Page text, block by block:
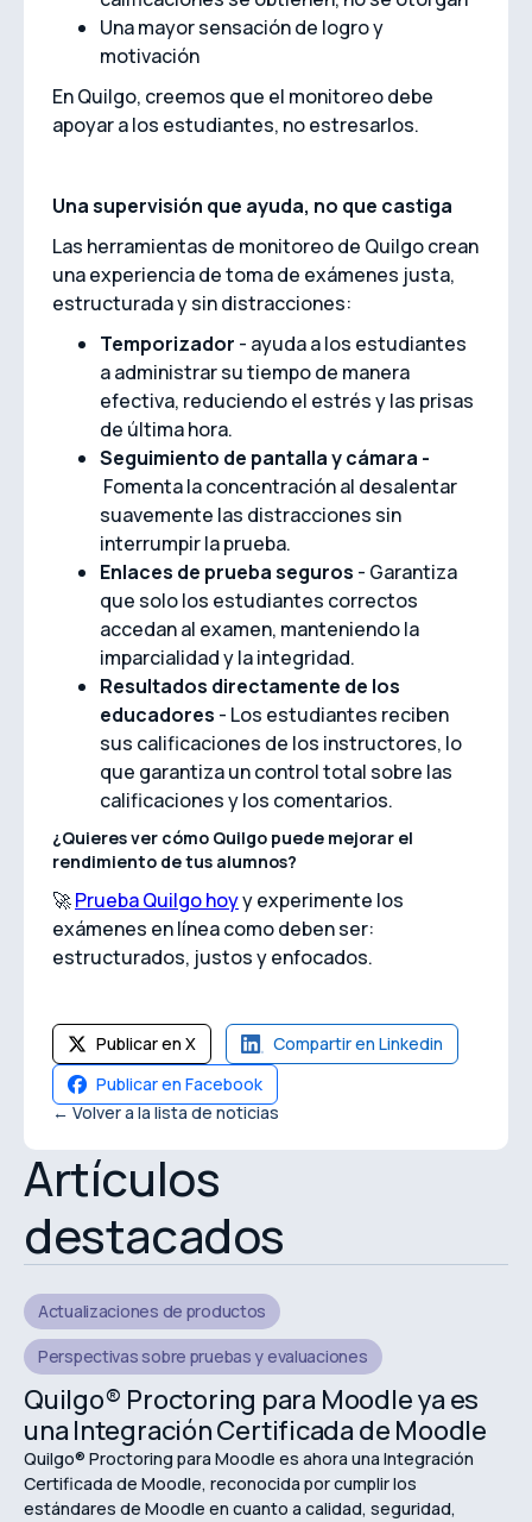
Una mayor sensación de logro y
motivación
En Quilgo, creemos que el monitoreo debe
apoyar a los estudiantes, no estresarlos.
Una supervisión que ayuda, no que castiga
Las herramientas de monitoreo de Quilgo crean
una experiencia de toma de exámenes justa,
estructurada y sin distracciones:
Temporizador - ayuda a los estudiantes
a administrar su tiempo de manera
efectiva, reduciendo el estrés y las prisas
de última hora.
Seguimiento de pantalla y cámara -
Fomenta la concentración al desalentar
suavemente las distracciones sin
interrumpir la prueba.
Enlaces de prueba seguros - Garantiza
que solo los estudiantes correctos
accedan al examen, manteniendo la
imparcialidad y la integridad.
Resultados directamente de los
educadores - Los estudiantes reciben
sus calificaciones de los instructores, lo
que garantiza un control total sobre las
calificaciones y los comentarios.
¿Quieres ver cómo Quilgo puede mejorar el
rendimiento de tus alumnos?
🚀Prueba Quilgo hoyy experimente los
exámenes en línea como deben ser:
estructurados, justos y enfocados.
Publicar en X
Compartir en Linkedin
Publicar en Facebook
← Volver a la lista de noticias
Artículos
destacados
Actualizaciones de productos
Perspectivas sobre pruebas y evaluaciones
Quilgo® Proctoring para Moodle ya es
una Integración Certificada de Moodle
Quilgo® Proctoring para Moodle es ahora una Integración
Certificada de Moodle, reconocida por cumplir los
estándares de Moodle en cuanto a calidad, seguridad,